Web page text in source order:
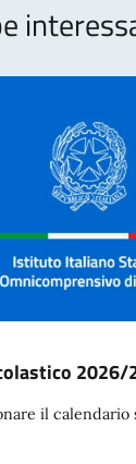
2026/
il